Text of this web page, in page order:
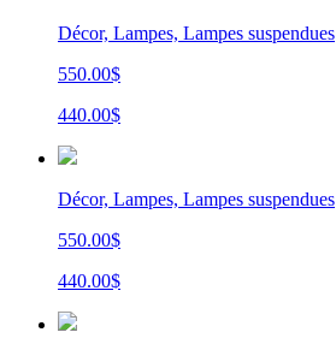
Décor, Lampes, Lampes suspendues
550.00$
440.00$
Décor, Lampes, Lampes suspendues
550.00$
440.00$